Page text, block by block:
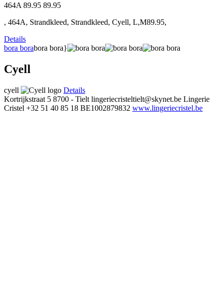
464A 89.95 89.95
, 464A, Strandkleed, Strandkleed, Cyell, L,M89.95,
Details
bora borabora bora}
Cyell
cyell
Details
Kortrijkstraat 5 8700 - Tielt lingeriecristeltielt@skynet.be Lingerie
Cristel +32 51 40 85 18 BE1002879832 www.lingeriecristel.be